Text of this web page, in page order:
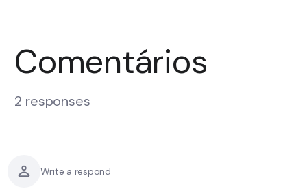
Comentários
2 responses
Write a respond